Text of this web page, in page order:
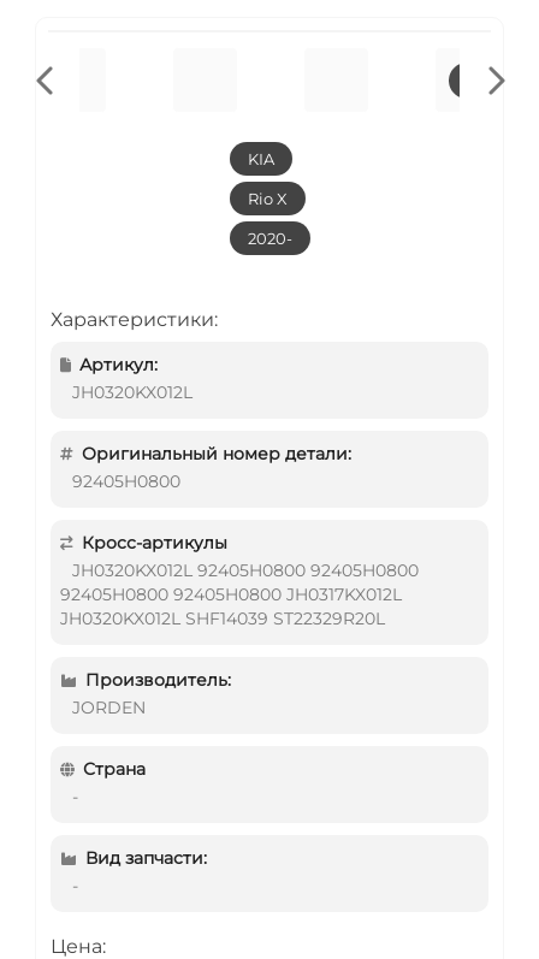
KIA
Rio X
2020-
Характеристики:
Артикул:
JH0320KX012L
Оригинальный номер детали:
92405H0800
Кросс-артикулы
JH0320KX012L 92405H0800 92405H0800
92405H0800 92405H0800 JH0317KX012L
JH0320KX012L SHF14039 ST22329R20L
Производитель:
JORDEN
Страна
-
Вид запчасти:
-
Цена: